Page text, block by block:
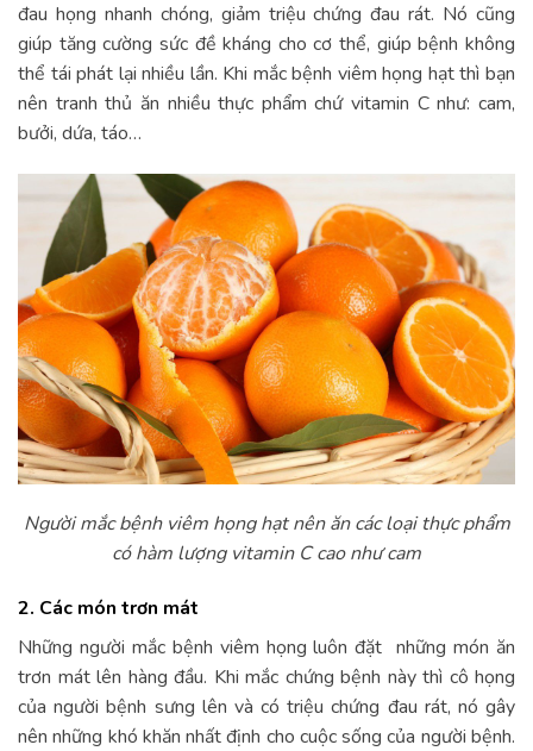
đau họng nhanh chóng, giảm triệu chứng đau rát. Nó cũng
giúp tăng cường sức đề kháng cho cơ thể, giúp bệnh không
thể tái phát lại nhiều lần. Khi mắc bệnh viêm họng hạt thì bạn
nên tranh thủ ăn nhiều thực phẩm chứ vitamin C như: cam,
bưởi, dứa, táo…
Người mắc bệnh viêm họng hạt nên ăn các loại thực phẩm
có hàm lượng vitamin C cao như cam
2. Các món trơn mát
Những người mắc bệnh viêm họng luôn đặt những món ăn
trơn mát lên hàng đầu. Khi mắc chứng bệnh này thì cô họng
của người bệnh sưng lên và có triệu chứng đau rát, nó gây
nên những khó khăn nhất định cho cuộc sống của người bệnh.